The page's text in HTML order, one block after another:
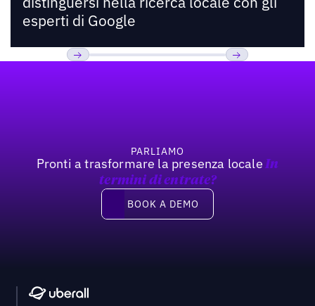
esperti di Google
PARLIAMO
Pronti a trasformare la presenza locale In
termini di entrate?
Book a demo
BOOK A DEMO